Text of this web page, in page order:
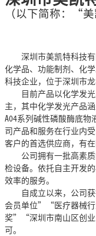
（以下简称：“
深圳市美凯特科技
化学品、功能制剂、化
科技企业，位于深圳市龙
目前产品以化学发
主，其中化学发光产品
A04系列碱性磷酸酶底
司产品和服务在行业内
客户的首选供应商，有
公司拥有一批高素
检设备。依托自主开发
效率的服务。
自成立以来，公司
会员单位”“医疗器械
奖”“深圳市南山区创业
可。